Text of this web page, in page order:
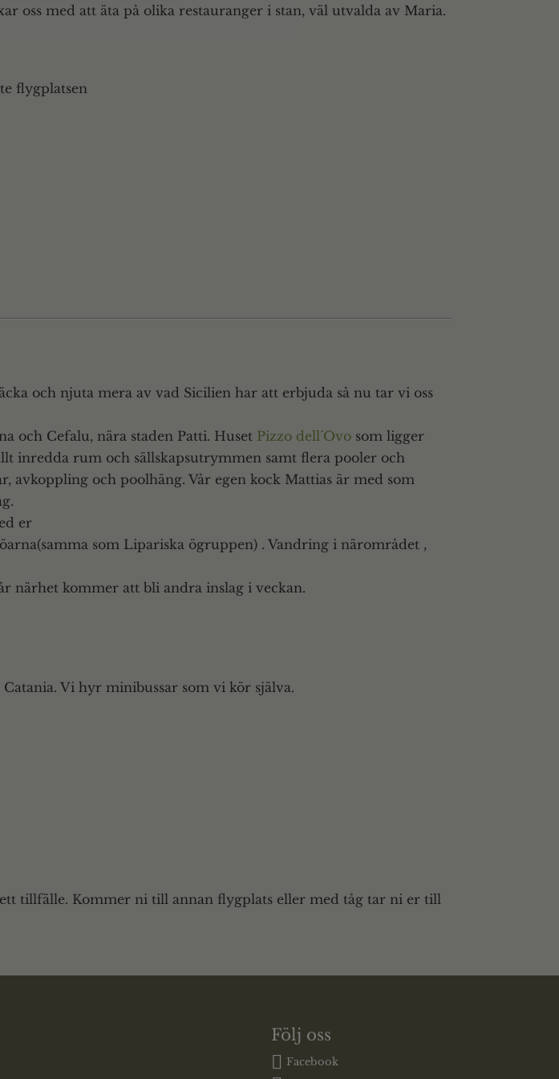
oss med att äta på olika restauranger i stan, väl utvalda av Maria.
flygplatsen
och njuta mera av vad Sicilien har att erbjuda så nu tar vi oss
och Cefalu, nära staden Patti. Huset Pizzo dell´Ovo som ligger
inredda rum och sällskapsutrymmen samt flera pooler och
avkoppling och poolhäng. Vår egen kock Mattias är med som
er
som Lipariska ögruppen) . Vandring i närområdet ,
närhet kommer att bli andra inslag i veckan.
Vi hyr minibussar som vi kör själva.
tillfälle. Kommer ni till annan flygplats eller med tåg tar ni er till
Följ oss
Facebook